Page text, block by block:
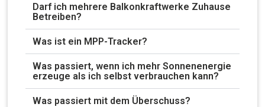
Darf ich mehrere Balkonkraftwerke Zuhause
Betreiben?
Was ist ein MPP-Tracker?
Was passiert, wenn ich mehr Sonnenenergie
erzeuge als ich selbst verbrauchen kann?
Was passiert mit dem Überschuss?